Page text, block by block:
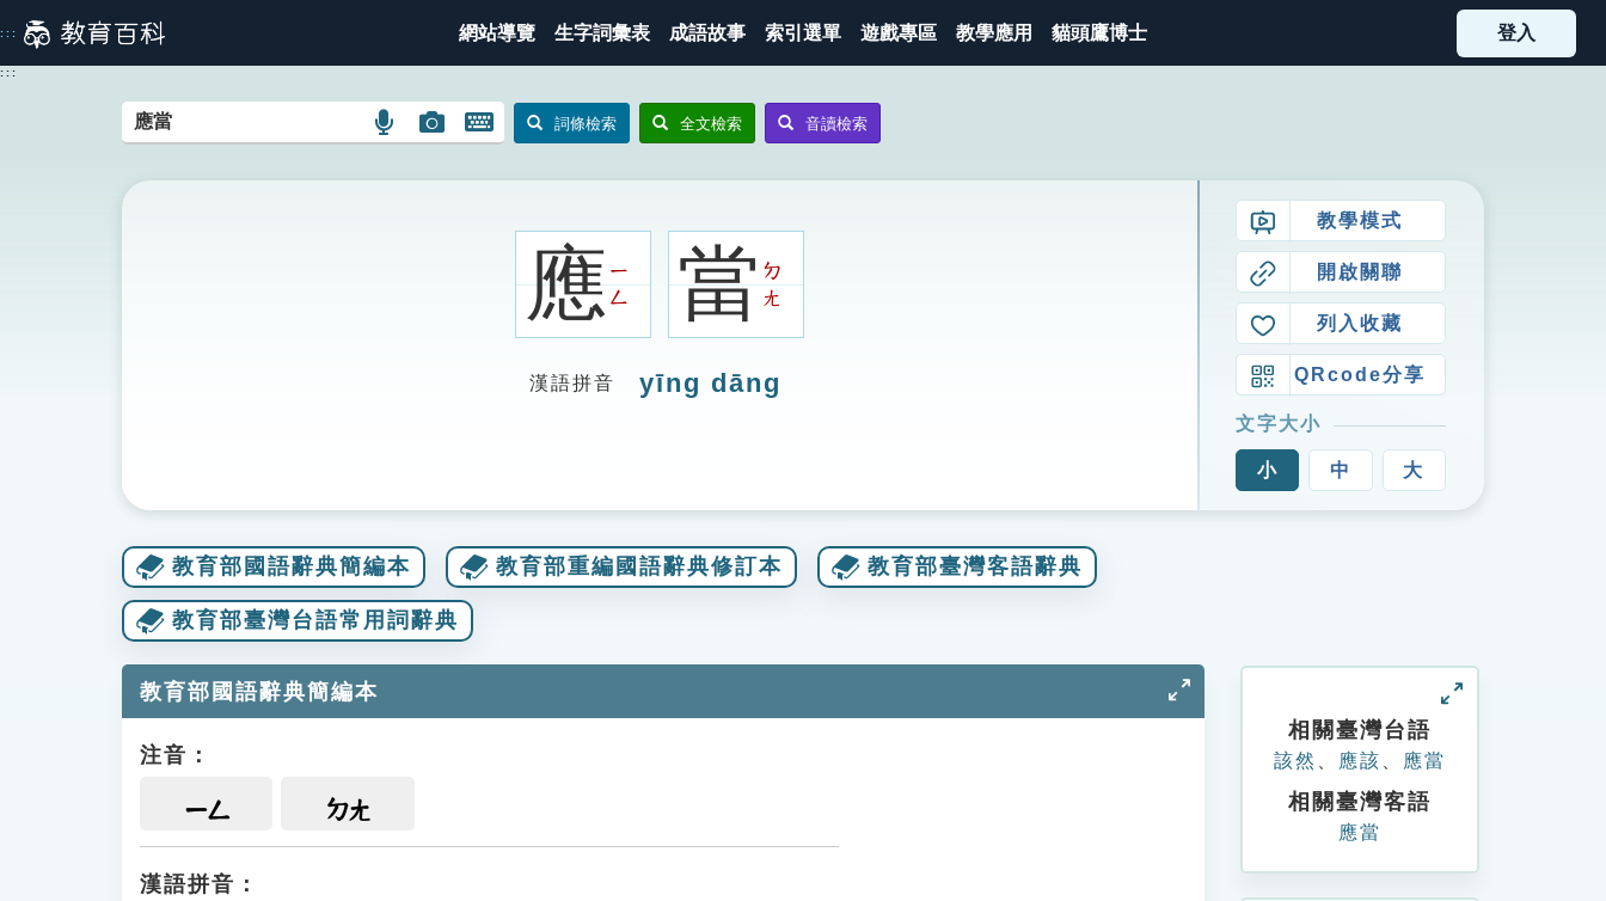
到
主
::: 網站導覽 生字詞彙表 成語故事 索引選單 遊戲專區 教學應用 貓頭鷹博士 登入
:::
語
搜
圖
搜
開
鍵
詞條檢索 全文檢索 音讀檢索
應ㄧ
ㄥ
當ㄉ
ㄤ
漢語拼音 yīng dāng
教學模式
開啟關聯
列入收藏
QRcode分享
文字大小
小 中 大
教育部國語辭典簡編本 教育部重編國語辭典修訂本 教育部臺灣客語辭典
教育部臺灣台語常用詞辭典
教育部國語辭典簡編本
注音：
ㄧㄥ ㄉㄤ
漢語拼音：
相關臺灣台語
該然 應該 應當
相關臺灣客語
應當